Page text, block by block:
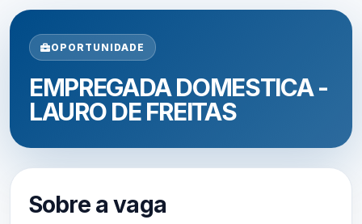
OPORTUNIDADE
EMPREGADA DOMESTICA -
LAURO DE FREITAS
Sobre a vaga